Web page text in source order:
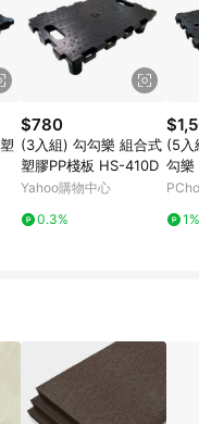
積點扣抵】及【訂單
資格之訂單將於商
不符合回饋LINE
LINE購物設有
放「回饋無上
並依訂單成立時間
LINE購物為購物資
顯示之商品規格、
頁不符，以銷售網
$780
(3入組) 勾勾樂 組合式
塑膠PP棧板 HS-410D
Yahoo購物中心
0.3%
(5入
勾樂
板 HS-
1%